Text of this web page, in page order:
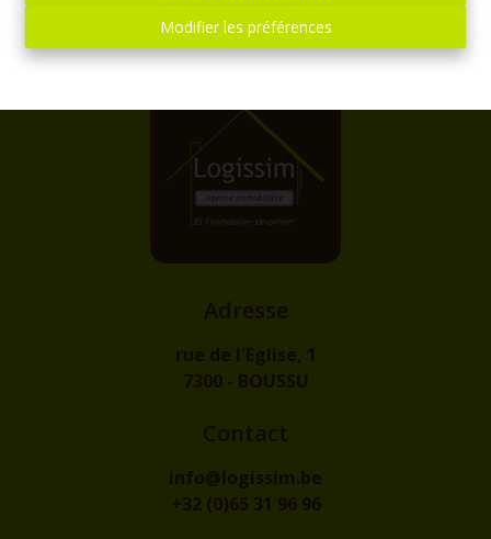
Modifier les préférences
Adresse
rue de l'Eglise, 1
7300 - BOUSSU
Contact
info@logissim.be
+32 (0)65 31 96 96